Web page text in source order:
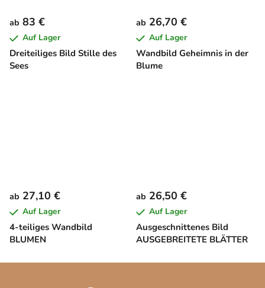
Dreiteiliges Bild Stille des
Sees
ab 83 €
Auf Lager
Wandbild Geheimnis in der
Blume
ab 26,70 €
Auf Lager
4-teiliges Wandbild
BLUMEN
ab 27,10 €
Auf Lager
Ausgeschnittenes Bild
AUSGEBREITETE BLÄTTER
ab 26,50 €
Auf Lager